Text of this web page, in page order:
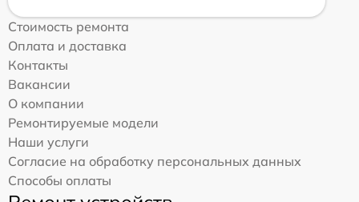
Стоимость ремонта
Оплата и доставка
Контакты
Вакансии
О компании
Ремонтируемые модели
Наши услуги
Согласие на обработку персональных данных
Способы оплаты